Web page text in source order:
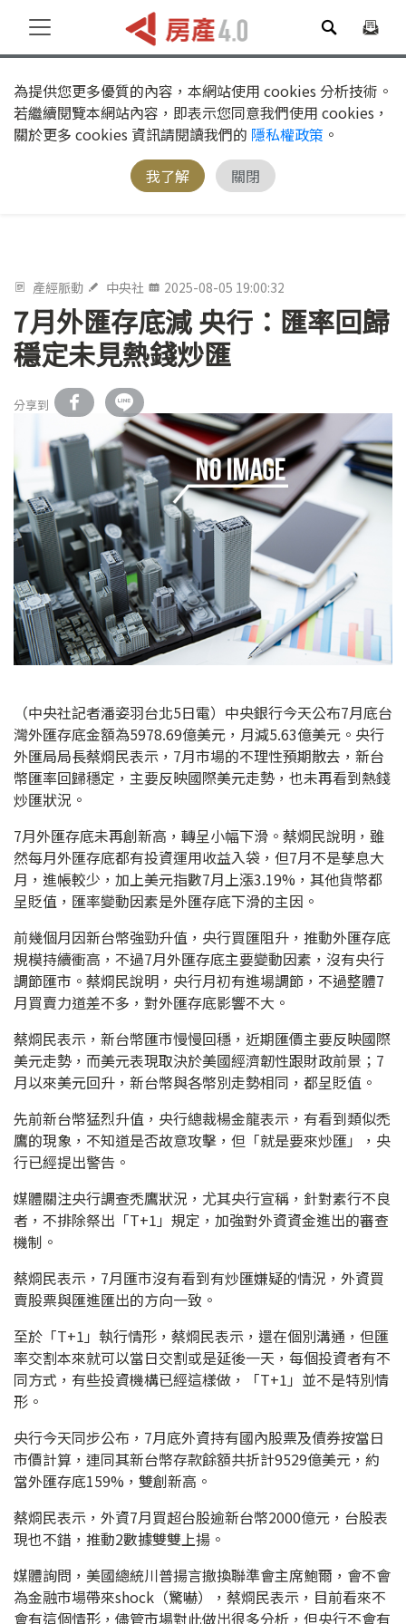
為提供您更多優質的內容，本網站使用 cookies 分析技術。
若繼續閱覽本網站內容，即表示您同意我們使用 cookies，
關於更多 cookies 資訊請閱讀我們的 隱私權政策 。
我了解
關閉
產經脈動 中央社 2025-08-05 19:00:32
7月外匯存底減 央行：匯率回歸
穩定未見熱錢炒匯
分享到
（中央社記者潘姿羽台北5日電）中央銀行今天公布7月底台
灣外匯存底金額為5978.69億美元，月減5.63億美元。央行
外匯局局長蔡烱民表示，7月市場的不理性預期散去，新台
幣匯率回歸穩定，主要反映國際美元走勢，也未再看到熱錢
炒匯狀況。
7月外匯存底未再創新高，轉呈小幅下滑。蔡烱民說明，雖
然每月外匯存底都有投資運用收益入袋，但7月不是孳息大
月，進帳較少，加上美元指數7月上漲3.19%，其他貨幣都
呈貶值，匯率變動因素是外匯存底下滑的主因。
前幾個月因新台幣強勁升值，央行買匯阻升，推動外匯存底
規模持續衝高，不過7月外匯存底主要變動因素，沒有央行
調節匯市。蔡烱民說明，央行月初有進場調節，不過整體7
月買賣力道差不多，對外匯存底影響不大。
蔡烱民表示，新台幣匯市慢慢回穩，近期匯價主要反映國際
美元走勢，而美元表現取決於美國經濟韌性跟財政前景；7
月以來美元回升，新台幣與各幣別走勢相同，都呈貶值。
先前新台幣猛烈升值，央行總裁楊金龍表示，有看到類似禿
鷹的現象，不知道是否故意攻擊，但「就是要來炒匯」，央
行已經提出警告。
媒體關注央行調查禿鷹狀況，尤其央行宣稱，針對素行不良
者，不排除祭出「T+1」規定，加強對外資資金進出的審查
機制。
蔡烱民表示，7月匯市沒有看到有炒匯嫌疑的情況，外資買
賣股票與匯進匯出的方向一致。
至於「T+1」執行情形，蔡烱民表示，還在個別溝通，但匯
率交割本來就可以當日交割或是延後一天，每個投資者有不
同方式，有些投資機構已經這樣做，「T+1」並不是特別情
形。
央行今天同步公布，7月底外資持有國內股票及債券按當日
市價計算，連同其新台幣存款餘額共折計9529億美元，約
當外匯存底159%，雙創新高。
蔡烱民表示，外資7月買超台股逾新台幣2000億元，台股表
現也不錯，推動2數據雙雙上揚。
媒體詢問，美國總統川普揚言撤換聯準會主席鮑爾，會不會
為金融市場帶來shock（驚嚇），蔡烱民表示，目前看來不
會有這個情形，儘管市場對此做出很多分析，但央行不會有